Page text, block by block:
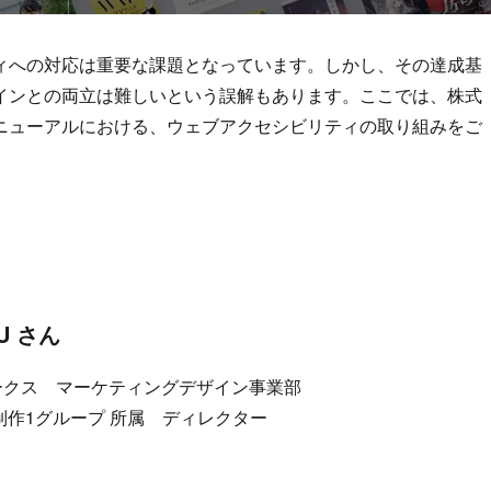
の対応は重要な課題となっています。しかし、その達成基
との両立は難しいという誤解もあります。ここでは、株式
ーアルにおける、ウェブアクセシビリティの取り組みをご
さん
ス マーケティングデザイン事業部
作1グループ 所属 ディレクター